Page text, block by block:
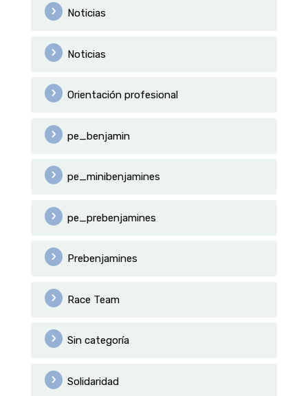
Noticias
Noticias
Orientación profesional
pe_benjamin
pe_minibenjamines
pe_prebenjamines
Prebenjamines
Race Team
Sin categoría
Solidaridad